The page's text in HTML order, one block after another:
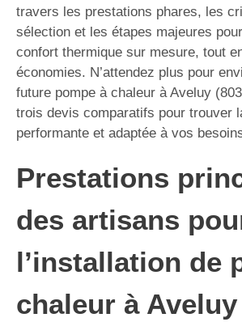
travers les prestations phares, les
sélection et les étapes majeures
confort thermique sur mesure, tout
économies. N’attendez plus pour
future pompe à chaleur à Aveluy
trois devis comparatifs pour trouver
performante et adaptée à vos
Prestations
des artisans
l’installation de
chaleur à Aveluy